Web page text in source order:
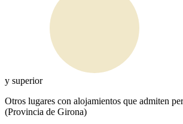
y superior
Otros lugares con alojamientos que admiten
(Provincia de Girona)